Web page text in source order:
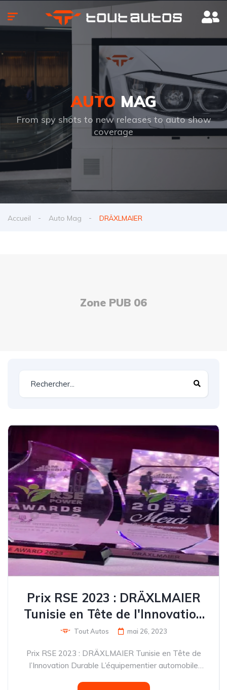
AUTO MAG
From spy shots to new releases to auto show
coverage
Accueil Auto Mag DRÄXLMAIER
Zone PUB 06
Prix RSE 2023 : DRÄXLMAIER
Tunisie en Tête de l'Innovation
Durable
Tout Autos mai 26, 2023
Prix RSE 2023 : DRÄXLMAIER Tunisie en Tête de
l’Innovation Durable L’équipementier automobile